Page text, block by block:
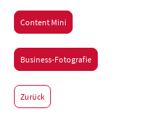
Content Mini
Business-Fotografie
Zurück